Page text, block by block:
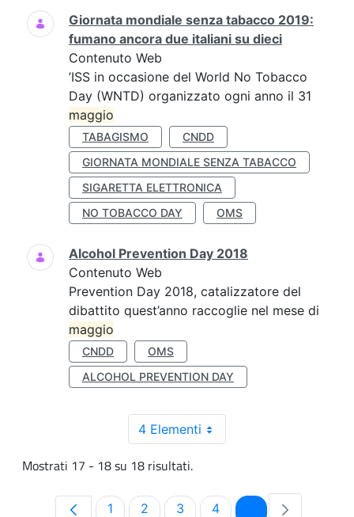
Giornata mondiale senza tabacco 2019:
fumano ancora due italiani su dieci
Contenuto Web
’ISS in occasione del World No Tobacco
Day (WNTD) organizzato ogni anno il 31
maggio
TABAGISMO
CNDD
GIORNATA MONDIALE SENZA TABACCO
SIGARETTA ELETTRONICA
NO TOBACCO DAY
OMS
Alcohol Prevention Day 2018
Contenuto Web
Prevention Day 2018, catalizzatore del
dibattito quest’anno raccoglie nel mese di
maggio
CNDD
OMS
ALCOHOL PREVENTION DAY
4 Elementi
Mostrati 17 - 18 su 18 risultati.
Pagina
1 Pagina
2 Pagina
3 Pagina
4 Pagina